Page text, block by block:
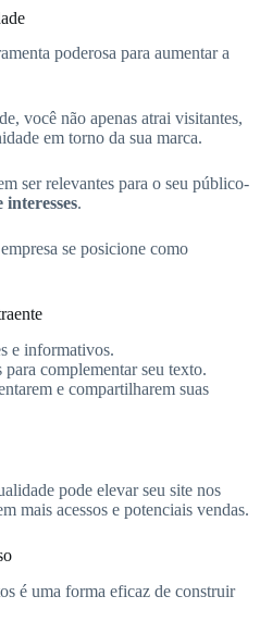
poderosa para aumentar a
você não apenas atrai visitantes,
em torno da sua marca.
ser relevantes para o seu público-
interesses.
se posicione como
e informativos.
complementar seu texto.
e compartilharem suas
pode elevar seu site nos
mais acessos e potenciais vendas.
é uma forma eficaz de construir